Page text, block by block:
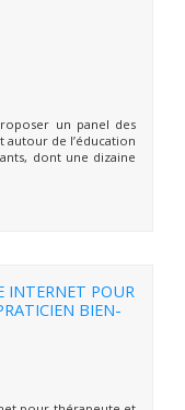
un panel des
autour de l’éducation
dont une dizaine
INTERNET POUR
BIEN-